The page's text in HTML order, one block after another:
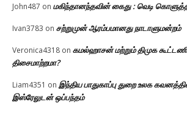
John487 on மகிந்தானந்தவின் கைது : வெடி
Ivan3783 on சற்றுமுன் ஆரம்பமானது நாடாளுமன்றம்
Veronica4318 on கமல்ஹாசன் மற்றும் திமுக
திசைமாற்றமா?
Liam4351 on இந்திய பாதுகாப்பு துறை உலக
இஸ்ரேலுடன் ஒப்பந்தம்